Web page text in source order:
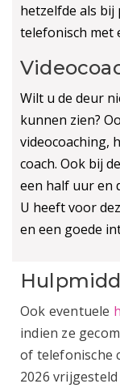
hetzelfde als bij
telefonisch met
Wilt u de deur
kunnen zien?
videocoaching,
coach. Ook bij
een half uur en
U heeft voor
en een goede
Ook eventuele
indien ze
of telefonische
2026